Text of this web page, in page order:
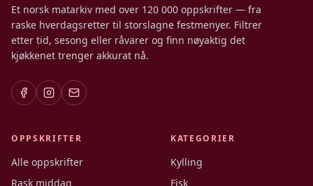
Et norsk matarkiv med over 120 000 oppskrifter — fra
raske hverdagsretter til storslagne festmenyer. Filtrer
etter tid, sesong eller råvarer og finn nøyaktig det
kjøkkenet trenger akkurat nå.
OPPSKRIFTER
Alle oppskrifter
Rask middag
KATEGORIER
Kylling
Fisk